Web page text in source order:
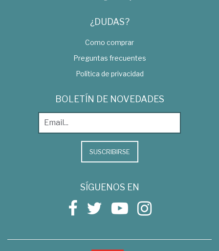
¿DUDAS?
Como comprar
Preguntas frecuentes
Política de privacidad
BOLETÍN DE NOVEDADES
SUSCRIBIRSE
SÍGUENOS EN